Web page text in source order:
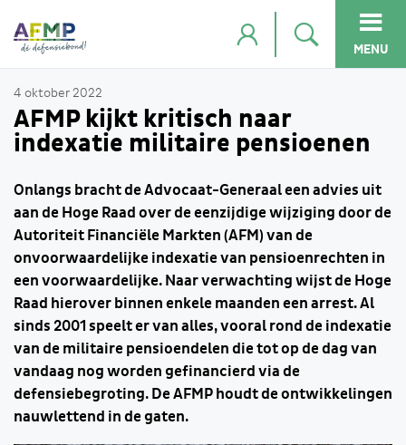
MENU
4 oktober 2022
AFMP kijkt kritisch naar
indexatie militaire pensioenen
Onlangs bracht de Advocaat-Generaal een advies uit
aan de Hoge Raad over de eenzijdige wijziging door de
Autoriteit Financiële Markten (AFM) van de
onvoorwaardelijke indexatie van pensioenrechten in
een voorwaardelijke. Naar verwachting wijst de Hoge
Raad hierover binnen enkele maanden een arrest. Al
sinds 2001 speelt er van alles, vooral rond de indexatie
van de militaire pensioendelen die tot op de dag van
vandaag nog worden gefinancierd via de
defensiebegroting. De AFMP houdt de ontwikkelingen
nauwlettend in de gaten.